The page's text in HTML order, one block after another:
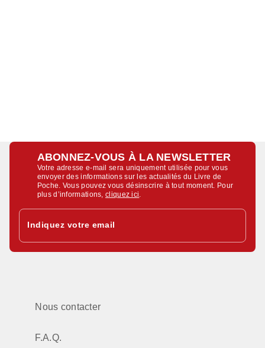
ABONNEZ-VOUS À LA NEWSLETTER
Votre adresse e-mail sera uniquement utilisée pour vous
envoyer des informations sur les actualités du Livre de
Poche. Vous pouvez vous désinscrire à tout moment. Pour
plus d’informations,cliquez ici
Indiquez votre email
Nous contacter
F.A.Q.